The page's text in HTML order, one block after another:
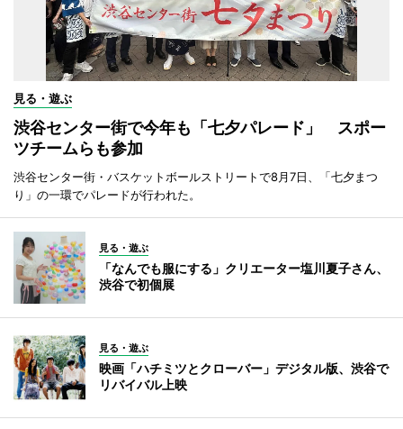
見る・遊ぶ
渋谷センター街で今年も「七夕パレード」 スポー
ツチームらも参加
渋谷センター街・バスケットボールストリートで8月7日、「七夕まつ
り」の一環でパレードが行われた。
見る・遊ぶ
「なんでも服にする」クリエーター塩川夏子さん、
渋谷で初個展
見る・遊ぶ
映画「ハチミツとクローバー」デジタル版、渋谷で
リバイバル上映